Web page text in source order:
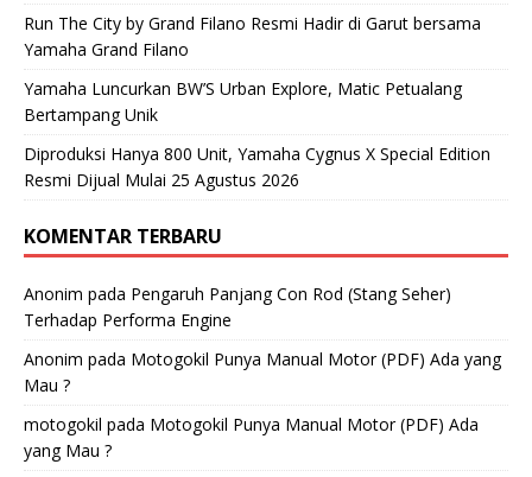
Run The City by Grand Filano Resmi Hadir di Garut bersama
Yamaha Grand Filano
Yamaha Luncurkan BW’S Urban Explore, Matic Petualang
Bertampang Unik
Diproduksi Hanya 800 Unit, Yamaha Cygnus X Special Edition
Resmi Dijual Mulai 25 Agustus 2026
KOMENTAR TERBARU
Anonim pada Pengaruh Panjang Con Rod (Stang Seher)
Terhadap Performa Engine
Anonim pada Motogokil Punya Manual Motor (PDF) Ada yang
Mau ?
motogokil pada Motogokil Punya Manual Motor (PDF) Ada
yang Mau ?